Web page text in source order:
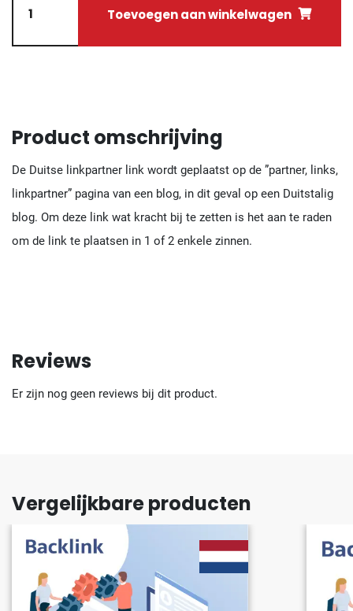
Toevoegen aan winkelwagen
Product omschrijving
De Duitse linkpartner link wordt geplaatst op de ”partner, links,
linkpartner” pagina van een blog, in dit geval op een Duitstalig
blog. Om deze link wat kracht bij te zetten is het aan te raden
om de link te plaatsen in 1 of 2 enkele zinnen.
Reviews
Er zijn nog geen reviews bij dit product.
Vergelijkbare producten